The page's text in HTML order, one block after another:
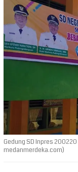
Gedung SD Inpres
medanmerdeka.com)